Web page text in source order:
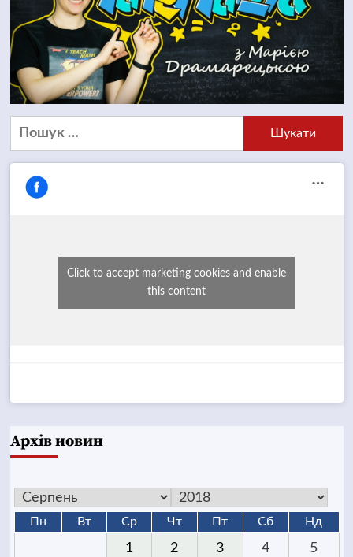
Пошук:
Click to accept marketing cookies and enable
this content
Архів новин
Пн Вт Ср Чт Пт Сб Нд
1 2 3 4 5